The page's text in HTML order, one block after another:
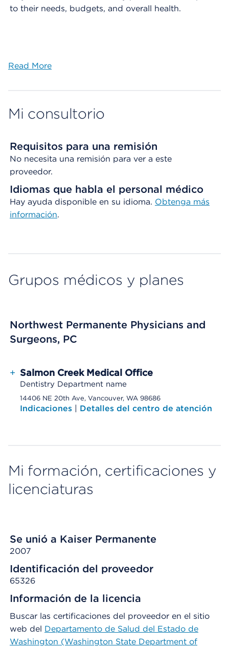
to their needs, budgets, and overall health.
Read More
Mi consultorio
Requisitos para una remisión
No necesita una remisión para ver a este
proveedor.
Idiomas que habla el personal médico
Hay ayuda disponible en su idioma. Obtenga más
información.
Grupos médicos y planes
Northwest Permanente Physicians and
Surgeons, PC
+ Salmon Creek Medical Office
Dentistry Department name
14406 NE 20th Ave, Vancouver, WA 98686
Indicaciones | Detalles del centro de atención
Mi formación, certificaciones y
licenciaturas
Se unió a Kaiser Permanente
2007
Identificación del proveedor
65326
Información de la licencia
Buscar las certificaciones del proveedor en el sitio
web del Departamento de Salud del Estado de
Washington (Washington State Department of